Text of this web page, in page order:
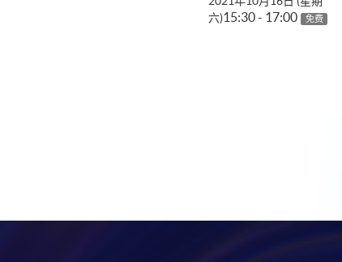
六)15:30 - 17:00 免费